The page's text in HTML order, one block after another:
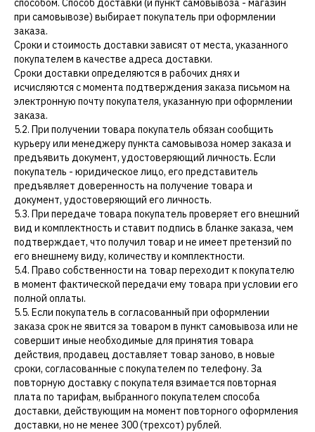
способом. Способ доставки (и пункт самовывоза - магазин
при самовывозе) выбирает покупатель при оформлении
заказа.
Сроки и стоимость доставки зависят от места, указанного
покупателем в качестве адреса доставки.
Сроки доставки определяются в рабочих днях и
исчисляются с момента подтверждения заказа письмом на
электронную почту покупателя, указанную при оформлении
заказа.
5.2. При получении товара покупатель обязан сообщить
курьеру или менеджеру пункта самовывоза номер заказа и
предъявить документ, удостоверяющий личность. Если
покупатель - юридическое лицо, его представитель
предъявляет доверенность на получение товара и
документ, удостоверяющий его личность.
5.3. При передаче товара покупатель проверяет его внешний
вид и комплектность и ставит подпись в бланке заказа, чем
подтверждает, что получил товар и не имеет претензий по
его внешнему виду, количеству и комплектности.
5.4. Право собственности на товар переходит к покупателю
в момент фактической передачи ему товара при условии его
полной оплаты.
5.5. Если покупатель в согласованный при оформлении
заказа срок не явится за товаром в пункт самовывоза или не
совершит иные необходимые для принятия товара
действия, продавец доставляет товар заново, в новые
сроки, согласованные с покупателем по телефону. За
повторную доставку с покупателя взимается повторная
плата по тарифам, выбранного покупателем способа
доставки, действующим на момент повторного оформления
доставки, но не менее 300 (трехсот) рублей.